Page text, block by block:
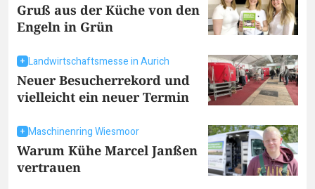
Gruß aus der Küche von den
Engeln in Grün
Landwirtschaftsmesse in Aurich
Neuer Besucherrekord und
vielleicht ein neuer Termin
Maschinenring Wiesmoor
Warum Kühe Marcel Janßen
vertrauen